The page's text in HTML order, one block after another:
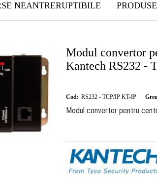
NEANTRERUPTIBILE
Modul convertor
Kantech RS232 -
Cod: RS232 - TCP/IP KT-IP
Modul convertor pentru